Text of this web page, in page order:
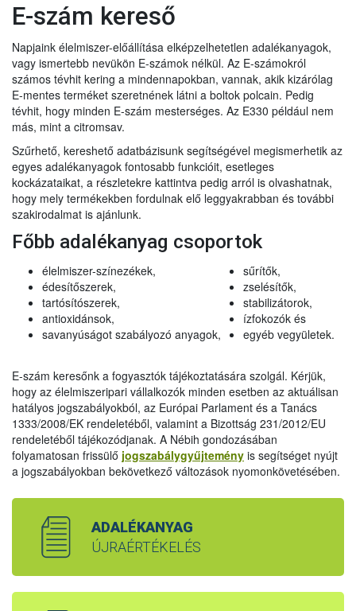
E-szám kereső
Napjaink élelmiszer-előállítása elképzelhetetlen adalékanyagok,
vagy ismertebb nevükön E-számok nélkül. Az E-számokról
számos tévhit kering a mindennapokban, vannak, akik kizárólag
E-mentes terméket szeretnének látni a boltok polcain. Pedig
tévhit, hogy minden E-szám mesterséges. Az E330 például nem
más, mint a citromsav.
Szűrhető, kereshető adatbázisunk segítségével megismerhetik az
egyes adalékanyagok fontosabb funkcióit, esetleges
kockázataikat, a részletekre kattintva pedig arról is olvashatnak,
hogy mely termékekben fordulnak elő leggyakrabban és további
szakirodalmat is ajánlunk.
Főbb adalékanyag csoportok
élelmiszer-színezékek,
édesítőszerek,
tartósítószerek,
antioxidánsok,
savanyúságot szabályozó anyagok,
sűrítők,
zselésítők,
stabilizátorok,
ízfokozók és
egyéb vegyületek.
E-szám keresőnk a fogyasztók tájékoztatására szolgál. Kérjük,
hogy az élelmiszeripari vállalkozók minden esetben az aktuálisan
hatályos jogszabályokból, az Európai Parlament és a Tanács
1333/2008/EK rendeletéből, valamint a Bizottság 231/2012/EU
rendeletéből tájékozódjanak. A Nébih gondozásában
folyamatosan frissülő jogszabálygyűjtemény is segítséget nyújt
a jogszabályokban bekövetkező változások nyomonkövetésében.
ADALÉKANYAG
ÚJRAÉRTÉKELÉS